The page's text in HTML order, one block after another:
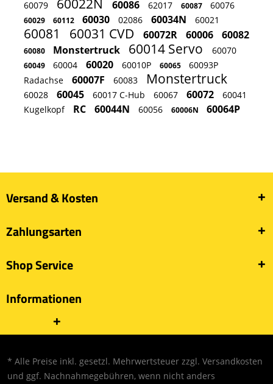
60079 60022N 60086 62017 60087 60076
60029 60112 60030 02086 60034N 60021
60081 60031 CVD 60072R 60006 60082
60080 Monstertruck 60014 Servo 60070
60049 60004 60020 60010P 60065
60093P
Radachse
60007F 60083 Monstertruck
60028 60045 60017 C-Hub 60067 60072
60041
Kugelkopf
RC 60044N 60056 60006N 60064P
Versand & Kosten
Zahlungsarten
Shop Service
Informationen
* Alle Preise inkl. gesetzl. Mehrwertsteuer zzgl. Versandkosten
und ggf. Nachnahmegebühren, wenn nicht anders